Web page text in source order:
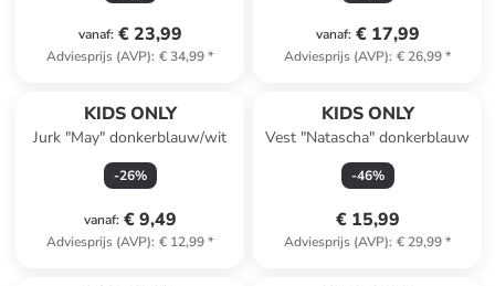
vanaf: € 23,99
Adviesprijs (AVP): € 34,99*
vanaf: € 17,99
Adviesprijs (AVP): € 26,99*
KIDS ONLY
Jurk "May" donkerblauw/wit
-26%
vanaf: € 9,49
Adviesprijs (AVP): € 12,99*
KIDS ONLY
Vest "Natascha" donkerblauw
-46%
€ 15,99
Adviesprijs (AVP): € 29,99*